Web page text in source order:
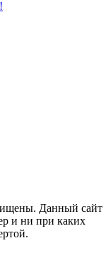
Данный сайт
и ни при каких